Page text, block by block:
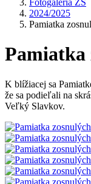
Fotogaléria ZŠ
2024/2025
Pamiatka
Pamiatka
K blížiacej sa
že sa podieľali na
Veľký Slavkov.